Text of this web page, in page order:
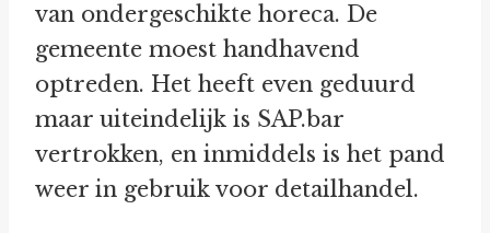
van ondergeschikte horeca. De
gemeente moest handhavend
optreden. Het heeft even geduurd
maar uiteindelijk is SAP.bar
vertrokken, en inmiddels is het pand
weer in gebruik voor detailhandel.